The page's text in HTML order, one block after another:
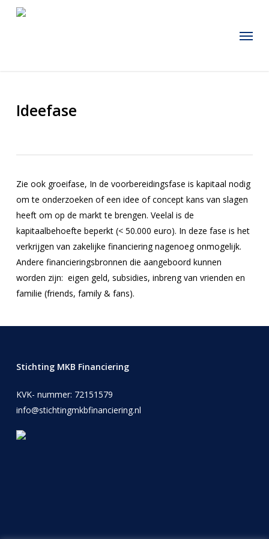
Menu
Ideefase
Zie ook groeifase, In de voorbereidingsfase is kapitaal nodig
om te onderzoeken of een idee of concept kans van slagen
heeft om op de markt te brengen. Veelal is de
kapitaalbehoefte beperkt (< 50.000 euro). In deze fase is het
verkrijgen van zakelijke financiering nagenoeg onmogelijk.
Andere financieringsbronnen die aangeboord kunnen
worden zijn: eigen geld, subsidies, inbreng van vrienden en
familie (friends, family & fans).
Stichting MKB Financiering
KVK- nummer: 72151579
info@stichtingmkbfinanciering.nl